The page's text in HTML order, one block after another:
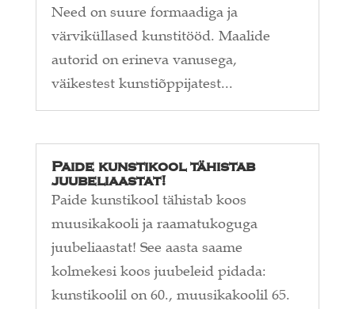
Need on suure formaadiga ja
värviküllased kunstitööd. Maalide
autorid on erineva vanusega,
väikestest kunstiõppijatest...
Paide kunstikool tähistab
juubeliaastat!
Paide kunstikool tähistab koos
muusikakooli ja raamatukoguga
juubeliaastat! See aasta saame
kolmekesi koos juubeleid pidada:
kunstikoolil on 60., muusikakoolil 65.